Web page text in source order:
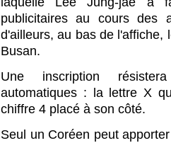
publicitaires au cours des
d'ailleurs, au bas de l'affiche,
Busan.
Une inscription
automatiques : la lettre X
chiffre 4 placé à son côté.
Seul un Coréen peut